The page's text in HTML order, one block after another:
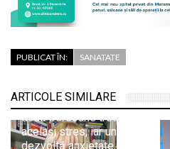
PUBLICAT ÎN: SANATATE
ARTICOLE SIMILARE
Psiholog psihoterapeut
Cecilia Ardusătan: De ce
două persoane trec prin
același stres, iar una
dezvoltă anxietate, iar